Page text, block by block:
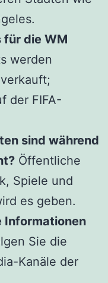
für die WM
werden
der FIFA-
sind während
Öffentliche
Spiele und
es geben.
Informationen
Sie die
Kanäle der